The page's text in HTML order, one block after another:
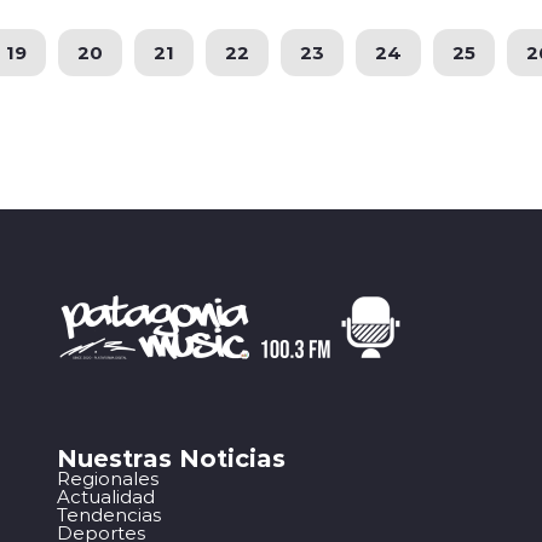
19 20 21 22 23 24 25
Nuestras Noticias
Regionales
Actualidad
Tendencias
Deportes